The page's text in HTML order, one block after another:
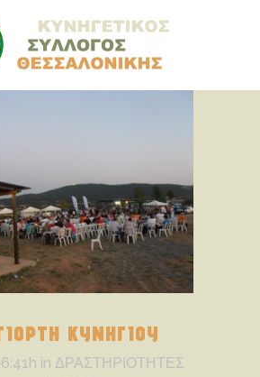
ΚΥΝΗΓΙΟΥ
in ΔΡΑΣΤΗΡΙΟΤΗΤΕΣ